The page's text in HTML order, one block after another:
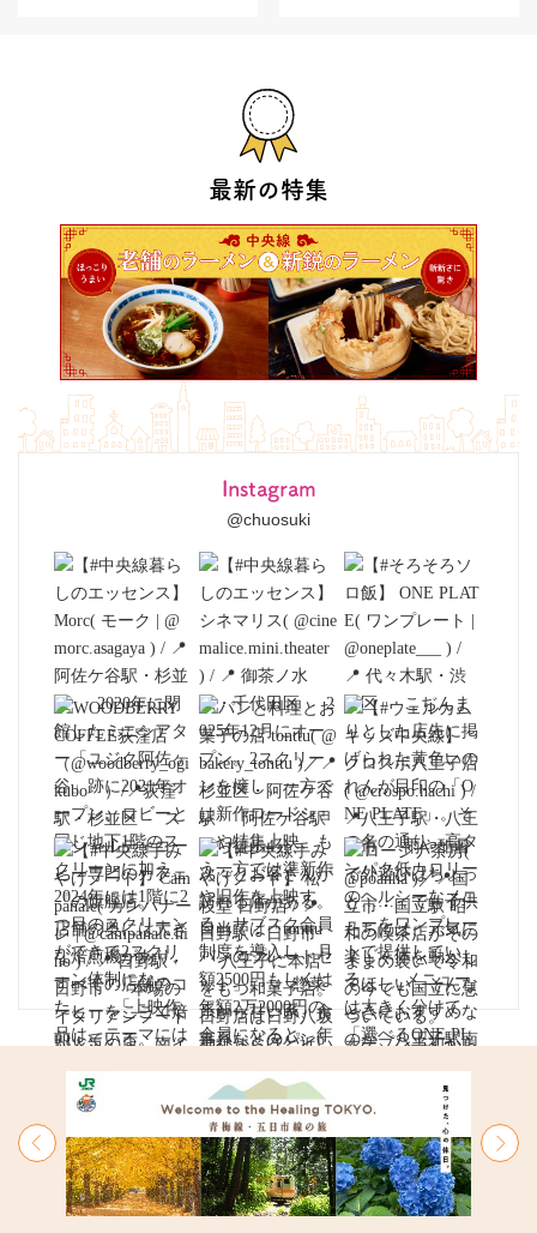
最新の特集
Instagram
@chuosuki